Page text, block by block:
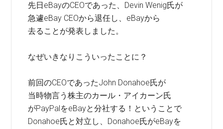
先日eBayのCEOであった、Devin Wenig氏が
急遽eBay CEOから退任し、eBayから
去ることが発表しました。
なぜいきなりこういったことに？
前回のCEOであったJohn Donahoe氏が
当時物言う株主のカール・アイカーン氏
がPayPalをeBayと分社する！ということで
Donahoe氏と対立し、Donahoe氏がeBayを